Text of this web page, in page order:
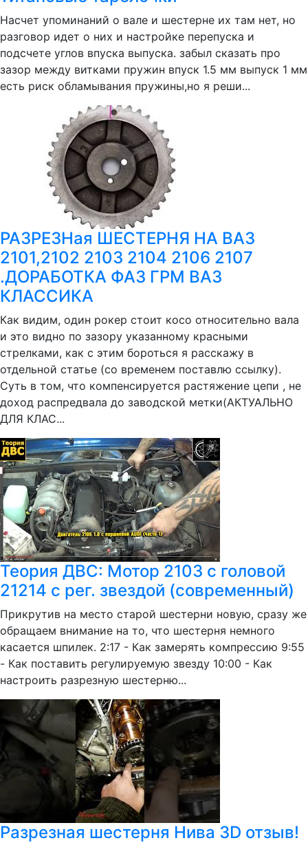
Насчет упоминаний о вале и шестерне их там нет, но
разговор идет о них и настройке перепуска и
подсчете углов впуска выпуска. забыл сказать про
зазор между витками пружин впуск 1.5 мм выпуск 1 мм
есть риск обламывания пружины,но я реши...
РАЗРЕЗНая ШЕСТЕРНЯ НА ВАЗ
2101,2102 2103 2104 2106 2107
.ДОРАБОТКА ФАЗ ГРМ ВАЗ
КЛАССИКА
Как видим, один рокер стоит косо относительно вала
и это видно по зазору указанному красными
стрелками, как с этим бороться я расскажу в
отдельной статье (со временем поставлю ссылку).
Суть в том, что компенсируется растяжение цепи , не
доход распредвала до заводской метки(АКТУАЛЬНО
ДЛЯ КЛАС...
Теория ДВС: Мотор 2103 с головой
21214 с рег. звездой (современный)
Прикрутив на место старой шестерни новую, сразу же
обращаем внимание на то, что шестерня немного
касается шпилек. 2:17 - Как замерять компрессию 9:55
- Как поставить регулируемую звезду 10:00 - Как
настроить разрезную шестерню...
Разрезная шестерня Нива 3D отзыв!